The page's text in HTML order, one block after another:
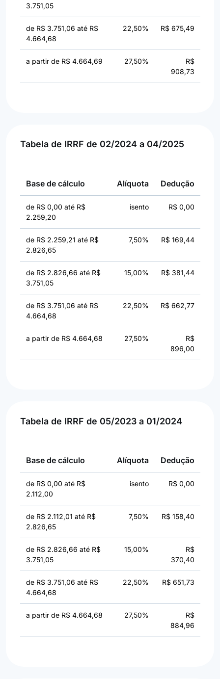
3.751,05
de R$ 3.751,06 até R$
4.664,68
22,50% R$ 675,49
a partir de R$ 4.664,69 27,50%
R$
908,73
Tabela de IRRF de 02/2024 a 04/2025
Base de cálculo Alíquota Dedução
de R$ 0,00 até R$
2.259,20
isento R$ 0,00
de R$ 2.259,21 até R$
2.826,65
7,50% R$ 169,44
de R$ 2.826,66 até R$
3.751,05
15,00% R$ 381,44
de R$ 3.751,06 até R$
4.664,68
22,50% R$ 662,77
a partir de R$ 4.664,68 27,50%
R$
896,00
Tabela de IRRF de 05/2023 a 01/2024
Base de cálculo Alíquota Dedução
de R$ 0,00 até R$
2.112,00
isento R$ 0,00
de R$ 2.112,01 até R$
2.826,65
7,50% R$ 158,40
de R$ 2.826,66 até R$
3.751,05
15,00%
R$
370,40
de R$ 3.751,06 até R$
4.664,68
22,50% R$ 651,73
a partir de R$ 4.664,68 27,50%
R$
884,96